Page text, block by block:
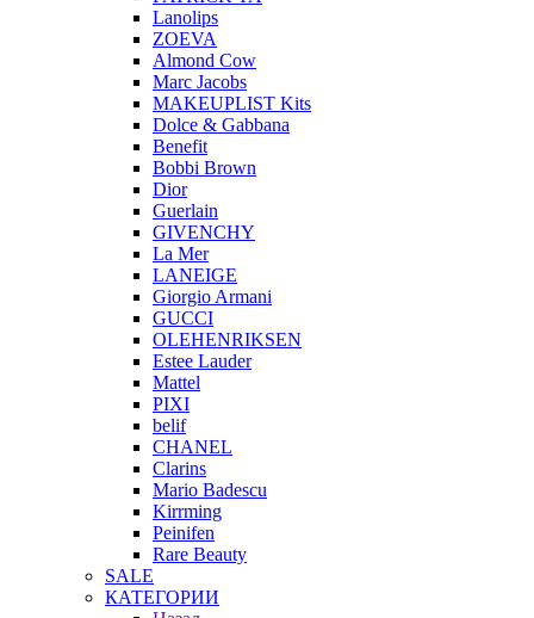
Lanolips
ZOEVA
Almond Cow
Marc Jacobs
MAKEUPLIST Kits
Dolce & Gabbana
Benefit
Bobbi Brown
Dior
Guerlain
GIVENCHY
La Mer
LANEIGE
Giorgio Armani
GUCCI
OLEHENRIKSEN
Estee Lauder
Mattel
PIXI
belif
CHANEL
Clarins
Mario Badescu
Kirrming
Peinifen
Rare Beauty
SALE
КАТЕГОРИИ